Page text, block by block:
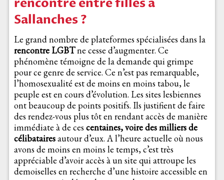
rencontre entre filles à
Sallanches ?
Le grand nombre de plateformes spécialisées dans la
rencontre LGBTne cesse d’augmenter. Ce
phénomène témoigne de la demande qui grimpe
pour ce genre de service. Ce n’est pas remarquable,
l’homosexualité est de moins en moins tabou, le
peuple est en cours d’évolution. Les sites lesbiennes
ont beaucoup de points positifs. Ils justifient de faire
des rendez-vous plus tôt en rendant accès de manière
immédiate à de ces centaines, voire des milliers de
célibatairesautour d’eux. A l’heure actuelle où nous
avons de moins en moins le temps, c’est très
appréciable d’avoir accès à un site qui attroupe les
demoiselles en recherche d’une histoire accessible en